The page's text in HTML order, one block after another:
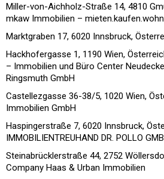
Miller-von-Aichholz-Straße 14, 4810
mkaw Immobilien –
Marktgraben 17, 6020 Innsbruck,
Hackhofergasse 1, 1190 Wien,
– Immobilien und Büro Center
Ringsmuth GmbH
Castellezgasse 36-38/5, 1020 Wien,
Immobilien GmbH
Haspingerstraße 7, 6020 Innsbruck,
IMMOBILIENTREUHAND DR. POLLO
Steinabrücklerstraße 44, 2752
Company Haas & Urban Immobilien